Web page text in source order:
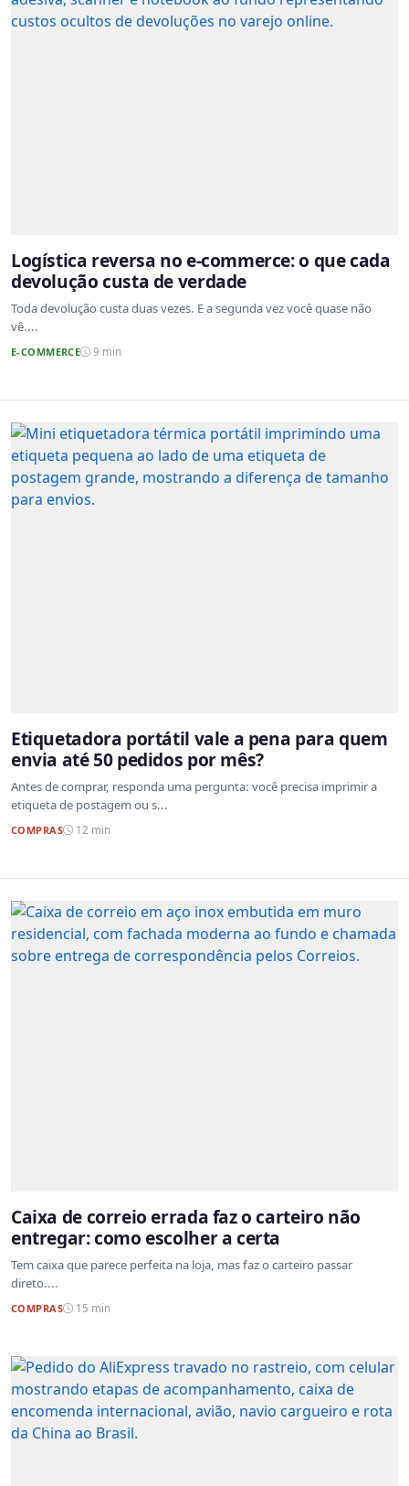
Logística reversa no e-commerce: o que cada
devolução custa de verdade
Toda devolução custa duas vezes. E a segunda vez você quase não
vê....
E-COMMERCE 9 min
Etiquetadora portátil vale a pena para quem
envia até 50 pedidos por mês?
Antes de comprar, responda uma pergunta: você precisa imprimir a
etiqueta de postagem ou s...
COMPRAS 12 min
Caixa de correio errada faz o carteiro não
entregar: como escolher a certa
Tem caixa que parece perfeita na loja, mas faz o carteiro passar
direto....
COMPRAS 15 min